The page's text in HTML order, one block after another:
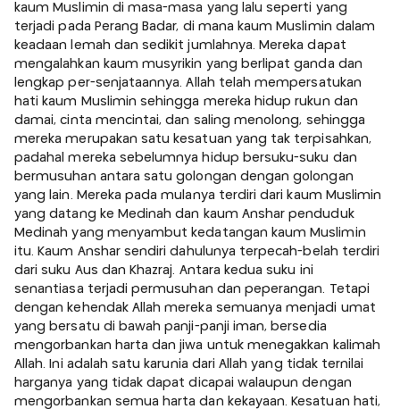
kaum Muslimin di masa-masa yang lalu seperti yang
terjadi pada Perang Badar, di mana kaum Muslimin dalam
keadaan lemah dan sedikit jumlahnya. Mereka dapat
mengalahkan kaum musyrikin yang berlipat ganda dan
lengkap per-senjataannya. Allah telah mempersatukan
hati kaum Muslimin sehingga mereka hidup rukun dan
damai, cinta mencintai, dan saling menolong, sehingga
mereka merupakan satu kesatuan yang tak terpisahkan,
padahal mereka sebelumnya hidup bersuku-suku dan
bermusuhan antara satu golongan dengan golongan
yang lain. Mereka pada mulanya terdiri dari kaum Muslimin
yang datang ke Medinah dan kaum Anshar penduduk
Medinah yang menyambut kedatangan kaum Muslimin
itu. Kaum Anshar sendiri dahulunya terpecah-belah terdiri
dari suku Aus dan Khazraj. Antara kedua suku ini
senantiasa terjadi permusuhan dan peperangan. Tetapi
dengan kehendak Allah mereka semuanya menjadi umat
yang bersatu di bawah panji-panji iman, bersedia
mengorbankan harta dan jiwa untuk menegakkan kalimah
Allah. Ini adalah satu karunia dari Allah yang tidak ternilai
harganya yang tidak dapat dicapai walaupun dengan
mengorbankan semua harta dan kekayaan. Kesatuan hati,